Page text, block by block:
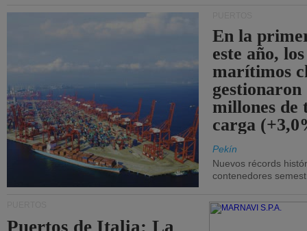
En la
este año,
marítimos
gestionaron
millones de
carga
Pekín
Nuevos récords
contenedores
Puertos de Italia: La